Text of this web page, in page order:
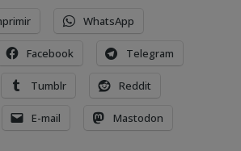
WhatsApp
Facebook Telegram
Tumblr Reddit
E-mail Mastodon